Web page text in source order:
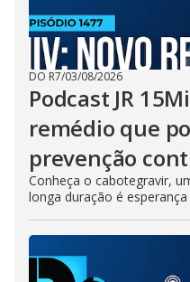
DO R7/03/08/2026
Podcast JR
remédio que
prevenção
Conheça o cabotegravir,
longa duração é